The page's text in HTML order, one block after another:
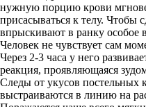
нужную порцию крови
присасываться к телу. Чтобы
впрыскивают в ранку особое
Человек не чувствует сам
Через 2-3 часа у него
реакция, проявляющаяся
Следы от укусов
выстраиваются в линию на